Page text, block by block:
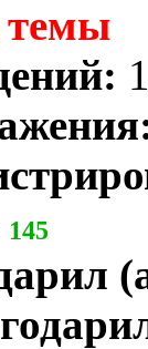
темы
145